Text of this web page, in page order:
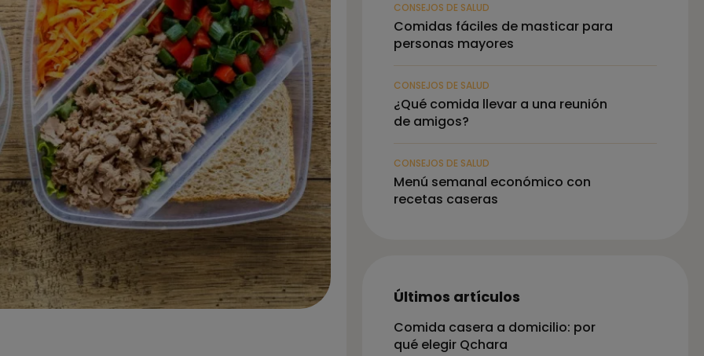
CONSEJOS DE SALUD
Comidas fáciles de masticar para
personas mayores
CONSEJOS DE SALUD
¿Qué comida llevar a una reunión
de amigos?
CONSEJOS DE SALUD
Menú semanal económico con
recetas caseras
Últimos artículos
Comida casera a domicilio: por
qué elegir Qchara